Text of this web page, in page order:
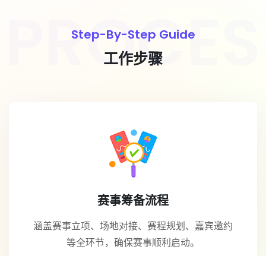
Step-By-Step Guide
工作步骤
赛事筹备流程
涵盖赛事立项、场地对接、赛程规划、嘉宾邀约
等全环节，确保赛事顺利启动。